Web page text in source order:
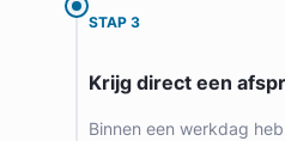
STAP 3
Krijg direct een
Binnen een werkdag